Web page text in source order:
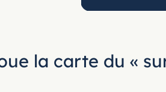
la carte du «